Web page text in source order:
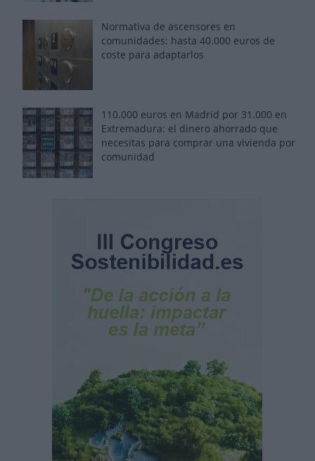
Normativa de ascensores en
comunidades: hasta 40.000 euros de
coste para adaptarlos
110.000 euros en Madrid por 31.000 en
Extremadura: el dinero ahorrado que
necesitas para comprar una vivienda por
comunidad